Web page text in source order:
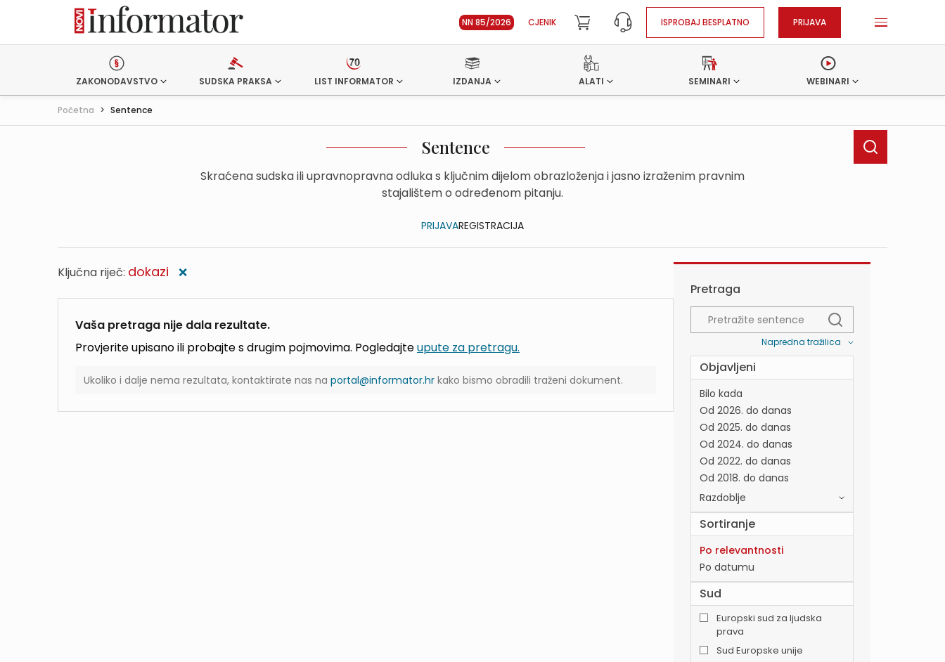
NN 85/2026 CJENIK ISPROBAJ BESPLATNO PRIJAVA
ZAKONODAVSTVO SUDSKA PRAKSA LIST INFORMATOR IZDANJA ALATI SEMINARI WEBINARI
Početna > Sentence
Sentence
Skraćena sudska ili upravnopravna odluka s ključnim dijelom obrazloženja i jasno izraženim pravnim
stajalištem o određenom pitanju.
PRIJAVAREGISTRACIJA
Ključna riječ: dokazi ❌
Vaša pretraga nije dala rezultate.
Provjerite upisano ili probajte s drugim pojmovima. Pogledajteupute za pretragu.
Ukoliko i dalje nema rezultata, kontaktirate nas na portal@informator.hr kako bismo obradili traženi dokument.
Pretraga
Napredna tražilica
Objavljeni
Bilo kada
Od 2026. do danas
Od 2025. do danas
Od 2024. do danas
Od 2022. do danas
Od 2018. do danas
Razdoblje
Sortiranje
Po relevantnosti
Po datumu
Sud
Europski sud za ljudska
prava
Sud Europske unije